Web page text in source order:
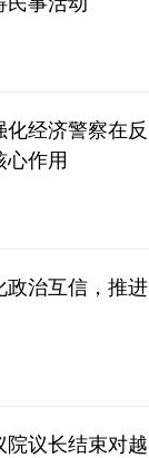
经济警察在反
心作用
政治互信，推进
议长结束对越